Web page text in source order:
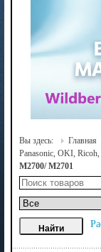
Вы здесь: Главная
Panasonic, OKI, Ricoh,
M2700/ M2701